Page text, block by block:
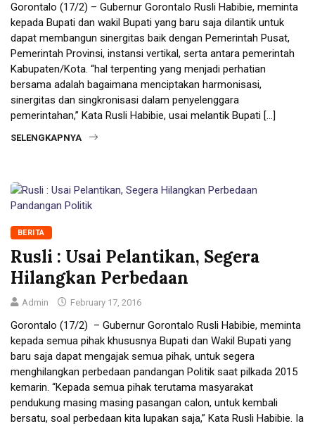
Gorontalo (17/2) – Gubernur Gorontalo Rusli Habibie, meminta
kepada Bupati dan wakil Bupati yang baru saja dilantik untuk
dapat membangun sinergitas baik dengan Pemerintah Pusat,
Pemerintah Provinsi, instansi vertikal, serta antara pemerintah
Kabupaten/Kota. “hal terpenting yang menjadi perhatian
bersama adalah bagaimana menciptakan harmonisasi,
sinergitas dan singkronisasi dalam penyelenggara
pemerintahan,” Kata Rusli Habibie, usai melantik Bupati […]
SELENGKAPNYA
BERITA
Rusli : Usai Pelantikan, Segera
Hilangkan Perbedaan
Admin February 17, 2016
Gorontalo (17/2) – Gubernur Gorontalo Rusli Habibie, meminta
kepada semua pihak khususnya Bupati dan Wakil Bupati yang
baru saja dapat mengajak semua pihak, untuk segera
menghilangkan perbedaan pandangan Politik saat pilkada 2015
kemarin. “Kepada semua pihak terutama masyarakat
pendukung masing masing pasangan calon, untuk kembali
bersatu, soal perbedaan kita lupakan saja,” Kata Rusli Habibie. Ia